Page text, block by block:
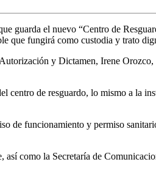
guarda el nuevo “Centro de
que fungirá como custodia y trato
y Dictamen, Irene
centro de resguardo, lo mismo a la
de funcionamiento y permiso
como la Secretaría de